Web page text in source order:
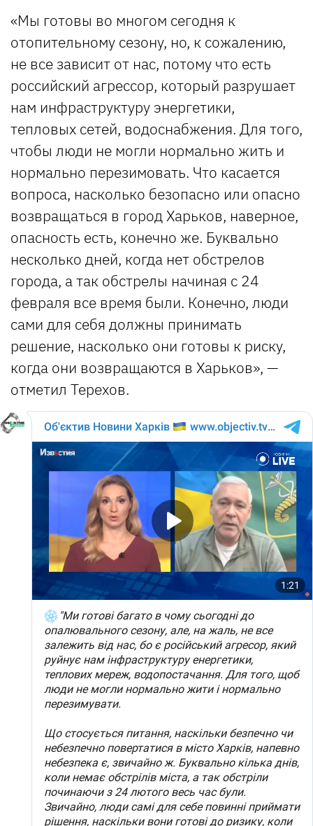
«Мы готовы во многом сегодня к
отопительному сезону, но, к сожалению,
не все зависит от нас, потому что есть
российский агрессор, который разрушает
нам инфраструктуру энергетики,
тепловых сетей, водоснабжения. Для того,
чтобы люди не могли нормально жить и
нормально перезимовать. Что касается
вопроса, насколько безопасно или опасно
возвращаться в город Харьков, наверное,
опасность есть, конечно же. Буквально
несколько дней, когда нет обстрелов
города, а так обстрелы начиная с 24
февраля все время были. Конечно, люди
сами для себя должны принимать
решение, насколько они готовы к риску,
когда они возвращаются в Харьков», —
отметил Терехов.